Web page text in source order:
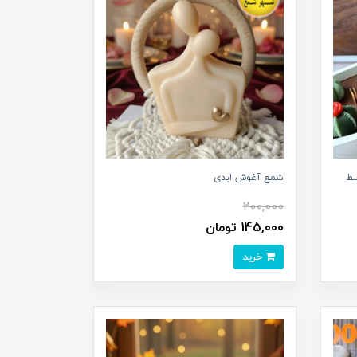
شمع آغوش ابدی
200,000
145,000 تومان